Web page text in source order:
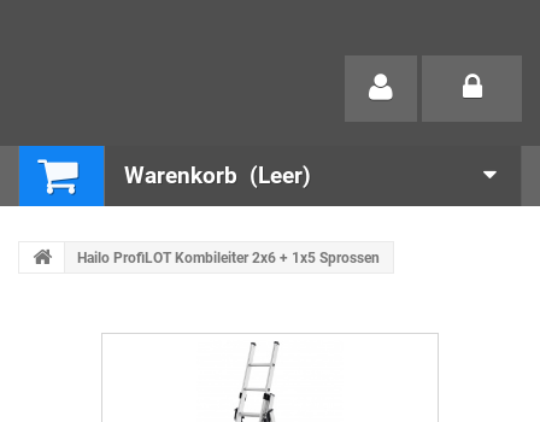
Warenkorb (Leer)
Hailo ProfiLOT Kombileiter 2x6 + 1x5 Sprossen